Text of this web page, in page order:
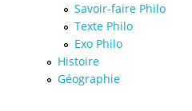
Savoir-faire Philo
Texte Philo
Exo Philo
Histoire
Géographie